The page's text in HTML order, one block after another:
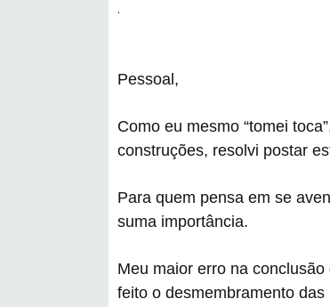
.
Pessoal,
Como eu mesmo “tomei
construções, resolvi postar
Para quem pensa em se
suma importância.
Meu maior erro na
feito o desmembramento